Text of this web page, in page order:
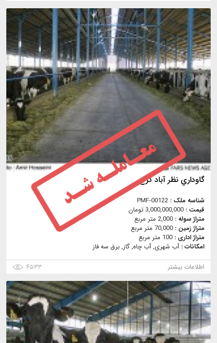
گاوداري نظر آباد كرج
شناسه ملک : PMF-00122
قیمت : 3,000,000,000 تومان
متراژ سوله : 2,000 متر مربع
متراژ زمین : 70,000 متر مربع
متراژ اداری : 100 متر مربع
امکانات :آب شهری, آب چاه, گاز, برق سه فاز
اطلاعات بیشتر
۴۵۳۳